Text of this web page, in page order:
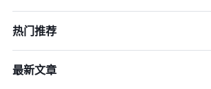
热门推荐
最新文章